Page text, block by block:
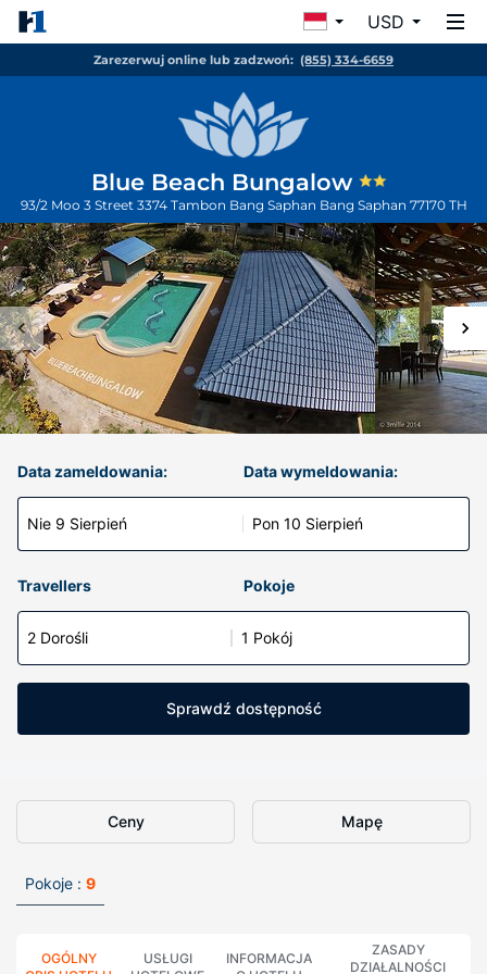
USD
Zarezerwuj online lub zadzwoń: (855) 334-6659
Blue Beach Bungalow
93/2 Moo 3 Street 3374 Tambon Bang Saphan Bang Saphan 77170 TH
Data zameldowania:
Nie 9 Sierpień
Data wymeldowania:
Pon 10 Sierpień
Travellers Pokoje
2 Dorośli 1 Pokój
Sprawdź dostępność
Ceny Mapę
Pokoje : 9
OGÓLNY
USŁUGI
INFORMACJA
ZASADY
DZIAŁALNOŚCI